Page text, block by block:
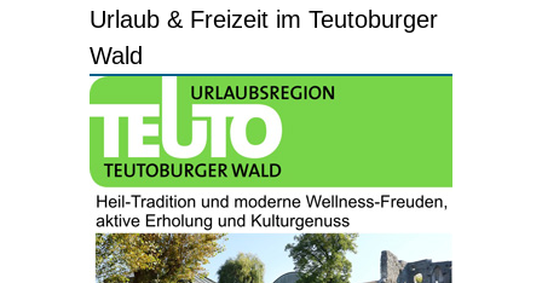
Urlaub & Freizeit im Teutoburger
Wald